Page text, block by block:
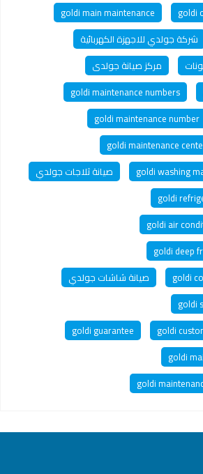
goldi
goldi main maintenance
شركة جولدي للاجهزة الكهربائية
مركز صيانة جولدى
goldi maintenance numbers
goldi maintenance number
goldi maintenance
goldi washing
صيانة ثلاجات جولدي
goldi
goldi air
goldi deep
goldi
صيانة شاشات جولدي
goldi
goldi
goldi guarantee
goldi
goldi